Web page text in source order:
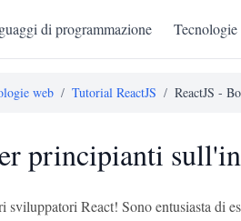
di programmazione
web / Tutorial ReactJS / ReactJS -
principianti
sviluppatori React! Sono entusiasta di